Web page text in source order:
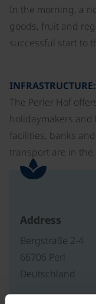
In the morning, a
goods, fruit and
successful start to
INFRASTRUCTURE:
The Perler Hof
holidaymakers
facilities, banks
transport are in the
Address
Bergstraße 2-4
66706 Perl
Deutschland